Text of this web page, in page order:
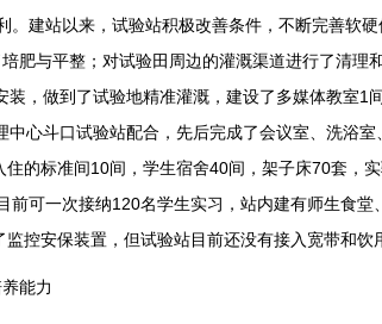
。建站以来，试验站积极改善条件，不断完善软
肥与平整；对试验田周边的灌溉渠道进行了清理
，做到了试验地精准灌溉，建设了多媒体教室1
心斗口试验站配合，先后完成了会议室、洗浴
的标准间10间，学生宿舍40间，架子床70套，
前可一次接纳120名学生实习，站内建有师生食
控安保装置，但试验站目前还没有接入宽带和饮
能力